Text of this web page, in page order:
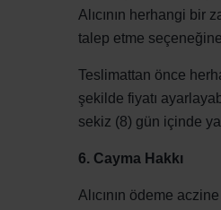
Alıcının herhangi bir
talep etme
Teslimattan önce
şekilde fiyatı
sekiz (8) gün içinde
6. Cayma Hakkı
Alıcının ödeme